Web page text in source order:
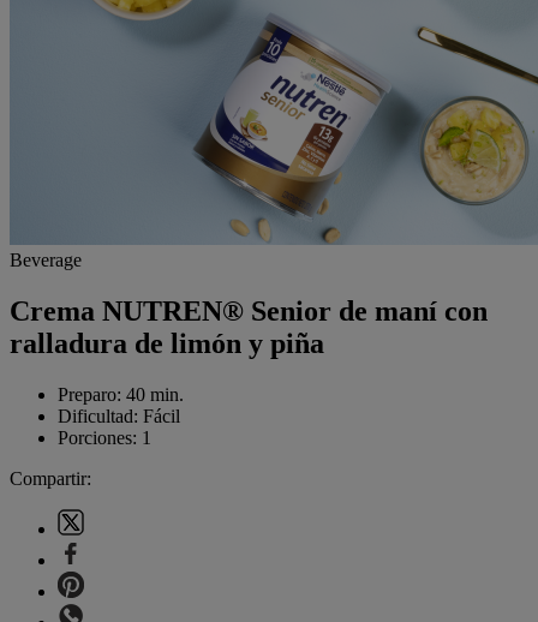
Beverage
Crema NUTREN® Senior de maní con
ralladura de limón y piña
Preparo: 40 min.
Dificultad: Fácil
Porciones: 1
Compartir: